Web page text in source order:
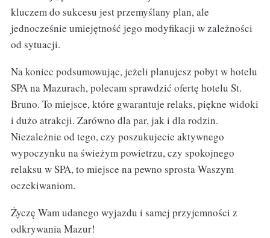
kluczem do sukcesu jest przemyślany plan, ale
jednocześnie umiejętność jego modyfikacji w zależności
od sytuacji.
Na koniec podsumowując, jeżeli planujesz pobyt w hotelu
SPA na Mazurach, polecam sprawdzić ofertę hotelu St.
Bruno. To miejsce, które gwarantuje relaks, piękne widoki
i dużo atrakcji. Zarówno dla par, jak i dla rodzin.
Niezależnie od tego, czy poszukujecie aktywnego
wypoczynku na świeżym powietrzu, czy spokojnego
relaksu w SPA, to miejsce na pewno sprosta Waszym
oczekiwaniom.
Życzę Wam udanego wyjazdu i samej przyjemności z
odkrywania Mazur!